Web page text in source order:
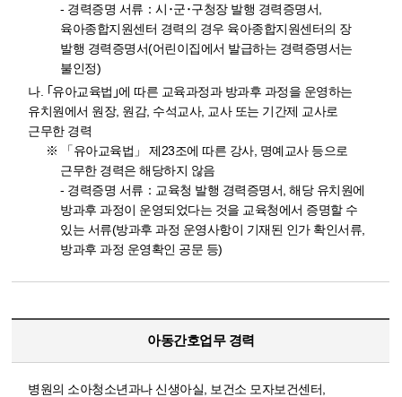
- 경력증명 서류：시･군･구청장 발행 경력증명서,
육아종합지원센터 경력의 경우 육아종합지원센터의 장
발행 경력증명서(어린이집에서 발급하는 경력증명서는
불인정)
나. ｢유아교육법｣에 따른 교육과정과 방과후 과정을 운영하는
유치원에서 원장, 원감, 수석교사, 교사 또는 기간제 교사로
근무한 경력
※ 「유아교육법」 제23조에 따른 강사, 명예교사 등으로
근무한 경력은 해당하지 않음
- 경력증명 서류：교육청 발행 경력증명서, 해당 유치원에
방과후 과정이 운영되었다는 것을 교육청에서 증명할 수
있는 서류(방과후 과정 운영사항이 기재된 인가 확인서류,
방과후 과정 운영확인 공문 등)
아동간호업무 경력
병원의 소아청소년과나 신생아실, 보건소 모자보건센터,